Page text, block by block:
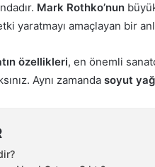
Mark Rothko’nun
yaratmayı amaçlayan bir
özellikleri, en önemli
Aynı zamanda soyut